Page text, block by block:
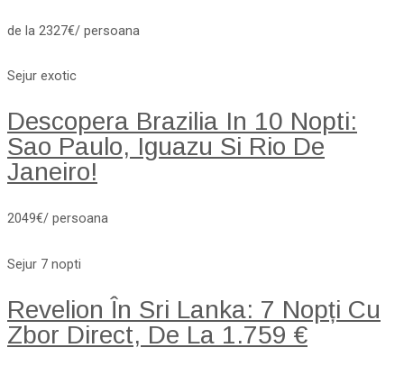
de la 2327€/ persoana
Sejur exotic
Descopera Brazilia In 10 Nopti:
Sao Paulo, Iguazu Si Rio De
Janeiro!
2049€/ persoana
Sejur 7 nopti
Revelion În Sri Lanka: 7 Nopți Cu
Zbor Direct, De La 1.759 €